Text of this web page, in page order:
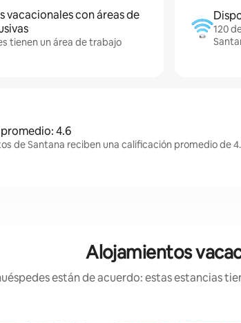
vacacionales con áreas de
tienen un área de trabajo
120
4.6
de Santana reciben una calificación promedio de
Alojamientos
están de acuerdo: estas estancias